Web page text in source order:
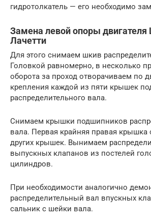
гидротолкатель — его необходимо
Замена левой опоры
Лачетти
Для этого снимаем шкив
Головкой равномерно, в несколько
оборота за проход отворачиваем по
крепления каждой из пяти крышек
распределительного вала.
Снимаем крышки подшипников
вала. Первая крайняя правая крышка
других крышек. Вынимаем
выпускных клапанов из постелей
цилиндров.
При необходимости аналогично
распределительный вал впускных
сальник с шейки вала.